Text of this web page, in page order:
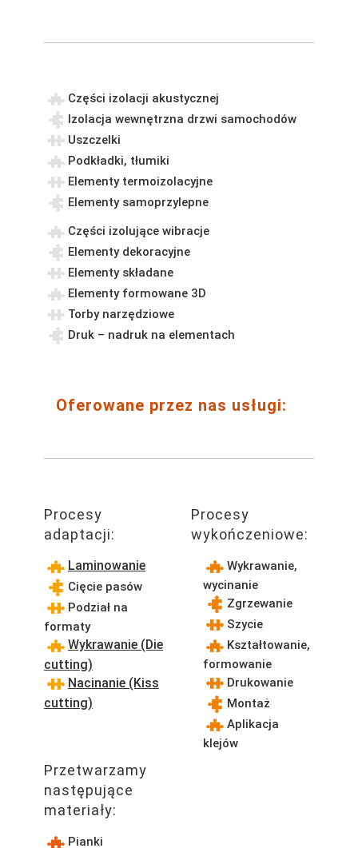
Części izolacji akustycznej
Izolacja wewnętrzna drzwi samochodów
Uszczelki
Podkładki, tłumiki
Elementy termoizolacyjne
Elementy samoprzylepne
Części izolujące wibracje
Elementy dekoracyjne
Elementy składane
Elementy formowane 3D
Torby narzędziowe
Druk – nadruk na elementach
Oferowane przez nas usługi:
Procesy
adaptacji:
Laminowanie
Cięcie pasów
Podział na
formaty
Wykrawanie (Die
cutting)
Nacinanie (Kiss
cutting)
Procesy
wykończeniowe:
Wykrawanie,
wycinanie
Zgrzewanie
Szycie
Kształtowanie,
formowanie
Drukowanie
Montaż
Aplikacja
klejów
Przetwarzamy
następujące
materiały:
Pianki